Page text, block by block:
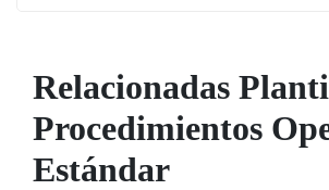
Relacionadas
Procedimientos
Estándar